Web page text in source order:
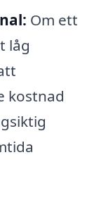
Om ett
låg
kostnad